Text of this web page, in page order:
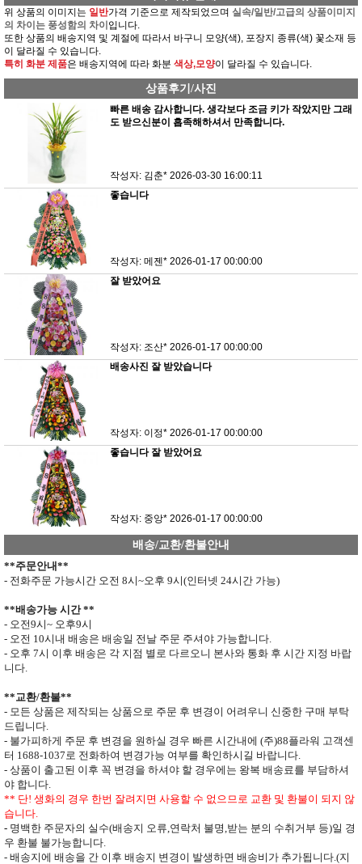
위 상품의 이미지는 일반가격 기준으로 제작되었으며 실속/일반/고급의 상품이미지
의 차이는 풍성함의 차이입니다.
또한 상품의 배송지역 및 계절에 따라서 바구니 모양(색), 포장지 종류(색) 꽃소재 등
이 달라질 수 있습니다.
특히 화분 제품은 배송지역에 따라 화분 색상,모양이 달라질 수 있습니다.
상품후기/사진
빠른 배송 감사합니다. 생각보다 조금 키가 작았지만 그래
도 받으신분이 흡족해하셔서 만족합니다.
작성자: 김춘* 2026-03-30 16:00:11
좋습니다
작성자: 메젠* 2026-01-17 00:00:00
잘 받았어요
작성자: 조산* 2026-01-17 00:00:00
배송사진 잘 받았습니다
작성자: 이정* 2026-01-17 00:00:00
좋습니다 잘 받았어요
작성자: 중앙* 2026-01-17 00:00:00
배송/교환/환불안내
**주문안내**
- 전화주문 가능시간 오전 8시~오후 9시(인터넷 24시간 가능)
**배송가능 시간**
- 오전9시~ 오후9시
- 오전 10시내 배송은 배송일 전날 주문 주셔야 가능합니다
- 오후 7시 이후 배송은 각 지점 별로 다르오니 본사와 통화 후 시간 지정 바랍
니다
** 교환/환불**
- 모든 상품은 제작되는 상품으로 주문 후 변경이 어려우니 신중한 구매 부탁
드립니다
- 불가피하게 주문 후 변경을 원하실 경우 빠른 시간내에 (주)88플라워 고객센
터 1688-1037 로 전화하여 변경가능 여부를 확인하시길 바랍니다.
- 상품이 출고된 이후 꼭 변경을 하셔야 할 경우에는 왕복 배송료를 부담하셔
야 합니다
** 단! 생화의 경우 한번 잘려지면 사용할 수 없으므로 교환 및 환불이 되지 않
습니다
- 명백한 주문자의 실수(배송지 오류 연락처 불명 받는 분의 수취거부 등)일 경
우 환불 불가능합니다
- 배송지에 배송을 간 이후 배송지 변경이 발생하면 배송비가 추가됩니다 .(지